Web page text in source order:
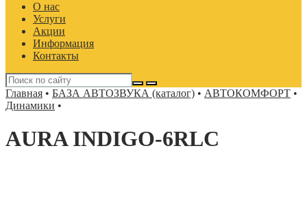
О нас
Услуги
Акции
Информация
Контакты
Главная • БАЗА АВТОЗВУКА (каталог) • АВТОКОМФОРТ •
Динамики •
AURA INDIGO-6RLC